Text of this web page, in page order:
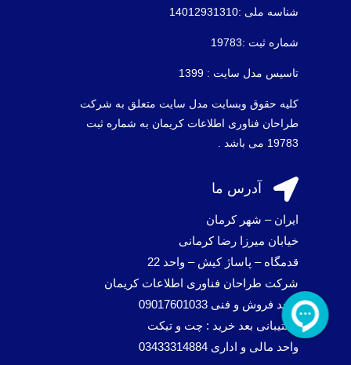
شناسه ملی :14012931310
شماره ثبت :19783
تاسیس مدل سایت : 1399
کلیه حقوق وبسایت مدل سایت متعلق به شرکت
طراحان فناوری اطلاعات کریمان به شماره ثبت
19783 می باشد .
 آدرس ما
ایران – شهر کرمان
خیابان میرزا رضا کرمانی
قدمگاه – پاساژ کیش – واحد 22
شرکت طراحان فناوری اطلاعات کریمان
واحد فروش و فنی 09017601033
پشتیبانی بعد خرید : چت و تیکت
واحد مالی و اداری 03433314884